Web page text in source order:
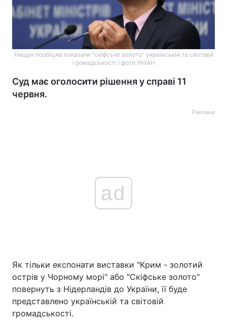
Головна Війна
Україна Політика
Економіка
Нищук пообіцяв показати "скіфське золото" українській та світовій
громадськості / фото УНІАН
Суд має оголосити рішення у справі 11
червня.
Реклама
ad
Як тільки експонати виставки "Крим - золотий
острів у Чорному морі" або "Скіфське золото"
повернуть з Нідерландів до України, її буде
представлено українській та світовій
громадськості.